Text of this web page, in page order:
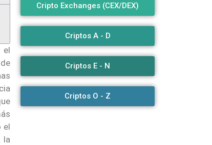
el
el
la
Cripto Exchanges (CEX/DEX)
Criptos A - D
Criptos E - N
Criptos O - Z